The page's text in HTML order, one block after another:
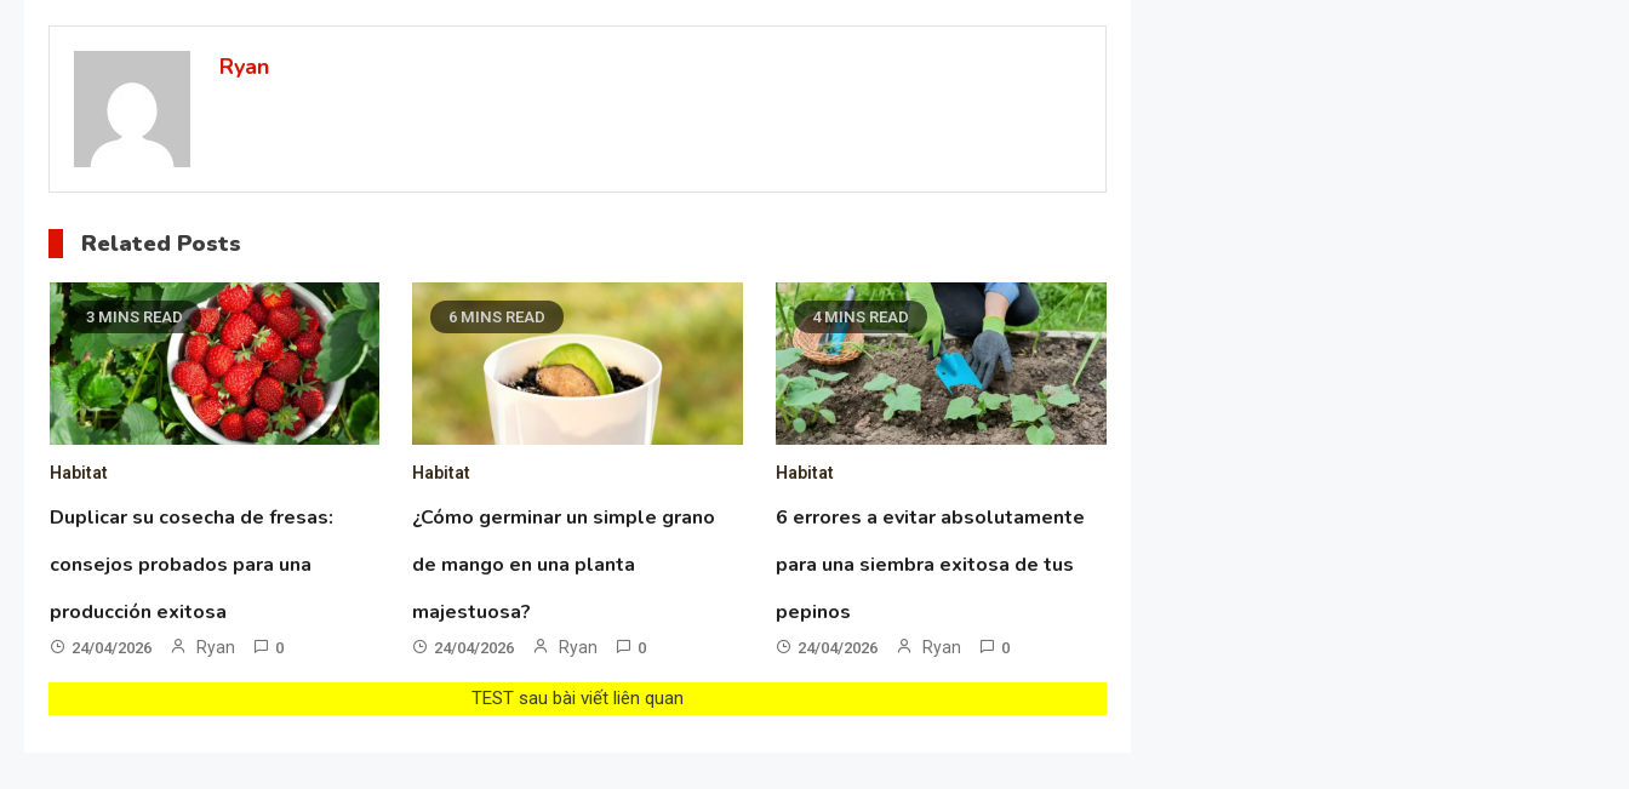
navigation
Ryan
Related Posts
3 MINS READ
Habitat
Duplicar su cosecha de fresas:
consejos probados para una
producción exitosa
24/04/2026 Ryan 0
6 MINS READ
Habitat
¿Cómo germinar un simple grano
de mango en una planta
majestuosa?
24/04/2026 Ryan 0
4 MINS READ
Habitat
6 errores a evitar absolutamente
para una siembra exitosa de tus
pepinos
24/04/2026 Ryan 0
TEST sau bài viết liên quan